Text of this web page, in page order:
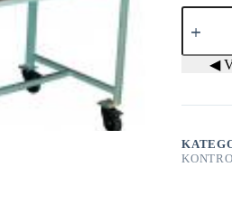
Pojízdný
stůl
7
množství
◀